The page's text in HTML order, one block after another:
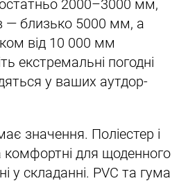
2000–3000 мм,
— близько 5000 мм, а
від 10 000 мм
екстремальні погодні
у ваших аутдор-
значення. Поліестер і
комфортні для щоденного
у складанні. PVC та гума